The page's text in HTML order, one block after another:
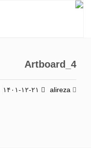
Artboard_4
alireza